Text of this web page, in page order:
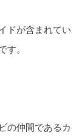
ドが含まれてい
す。
の仲間であるカ